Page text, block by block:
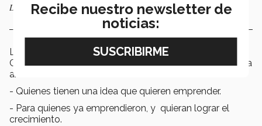
La charla de Martín Quirós se realizó en Cintermex.
La charla de Quirós se tituló How To Take My
Company/Business To The Next Level, y estuvo dirigida
a:
- Quienes tienen una idea que quieren emprender.
- Para quienes ya emprendieron, y quieran lograr el
crecimiento.
Recibe nuestro newsletter de
noticias: